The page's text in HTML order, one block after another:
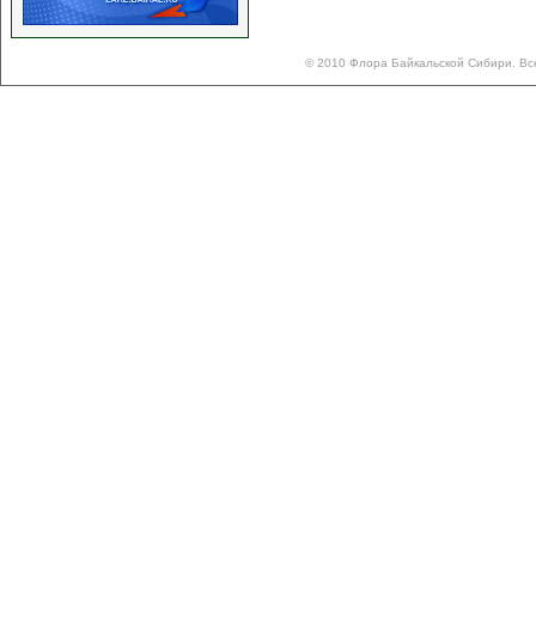
© 2010 Флора Байкальской Сибири.